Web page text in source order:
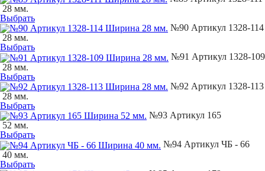
28 мм.
Выбрать
№90 Артикул 1328-114
28 мм.
Выбрать
№91 Артикул 1328-109
28 мм.
Выбрать
№92 Артикул 1328-113
28 мм.
Выбрать
№93 Артикул 165
52 мм.
Выбрать
№94 Артикул ЧБ - 66
40 мм.
Выбрать